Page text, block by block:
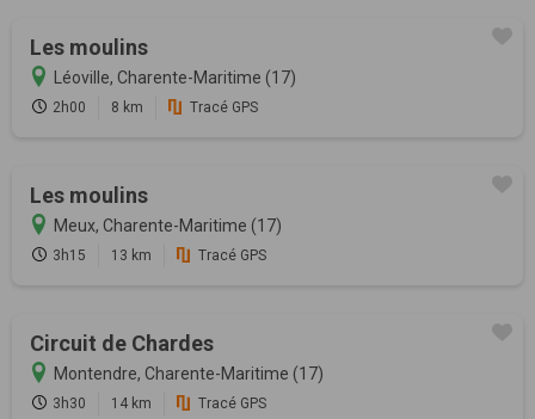
Les moulins
Léoville, Charente-Maritime (17)
2h00 8 km Tracé GPS
Les moulins
Meux, Charente-Maritime (17)
3h15 13 km Tracé GPS
Circuit de Chardes
Montendre, Charente-Maritime (17)
3h30 14 km Tracé GPS